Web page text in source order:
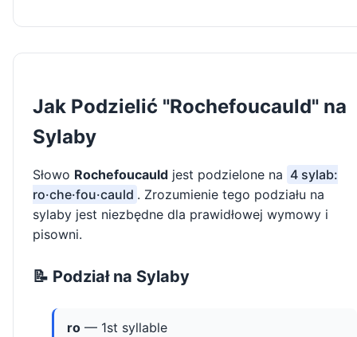
Jak Podzielić "Rochefoucauld" na
Sylaby
Słowo Rochefoucauld jest podzielone na 4 sylab:
ro·che·fou·cauld . Zrozumienie tego podziału na
sylaby jest niezbędne dla prawidłowej wymowy i
pisowni.
📝 Podział na Sylaby
ro — 1st syllable